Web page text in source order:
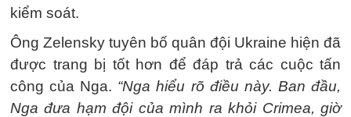
kiểm soát.
Ông Zelensky tuyên bố quân đội Ukraine hiện đã
được trang bị tốt hơn để đáp trả các cuộc tấn
công của Nga. “Nga hiểu rõ điều này. Ban đầu,
Nga đưa hạm đội của mình ra khỏi Crimea, giờ